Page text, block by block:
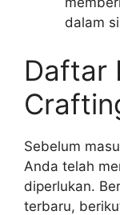
dalam
Daftar
Sebelum
Anda telah
diperlukan.
terbaru,